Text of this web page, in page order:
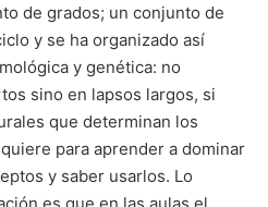
de grados; un conjunto de
y se ha organizado así
y genética: no
sino en lapsos largos, si
que determinan los
para aprender a dominar
y saber usarlos. Lo